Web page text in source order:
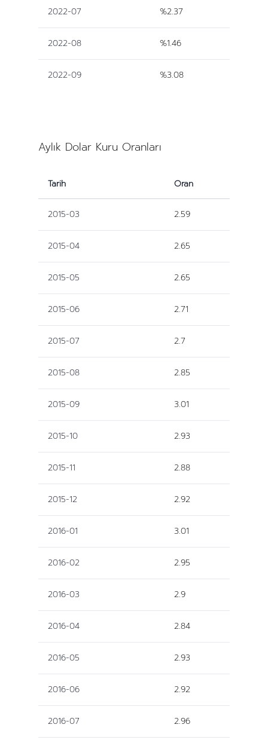
2022-07 %2.37
2022-08 %1.46
2022-09 %3.08
Aylık Dolar Kuru Oranları
Tarih Oran
2015-03 2.59
2015-04 2.65
2015-05 2.65
2015-06 2.71
2015-07 2.7
2015-08 2.85
2015-09 3.01
2015-10 2.93
2015-11 2.88
2015-12 2.92
2016-01 3.01
2016-02 2.95
2016-03 2.9
2016-04 2.84
2016-05 2.93
2016-06 2.92
2016-07 2.96